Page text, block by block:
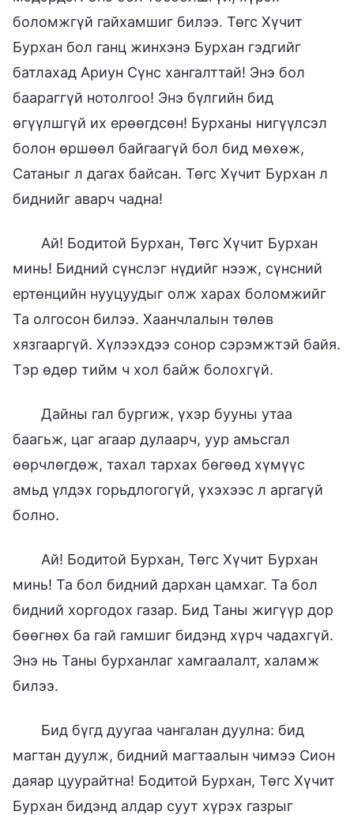
боломжгүй гайхамшиг билээ. Төгс Хүчит
Бурхан бол ганц жинхэнэ Бурхан гэдгийг
батлахад Ариун Сүнс хангалттай! Энэ бол
баараггүй нотолгоо! Энэ бүлгийн бид
өгүүлшгүй их ерөөгдсөн! Бурханы нигүүлсэл
болон өршөөл байгаагүй бол бид мөхөж,
Сатаныг л дагах байсан. Төгс Хүчит Бурхан л
биднийг аварч чадна!
Ай! Бодитой Бурхан, Төгс Хүчит Бурхан
минь! Бидний сүнслэг нүдийг нээж, сүнсний
ертөнцийн нууцуудыг олж харах боломжийг
Та олгосон билээ. Хаанчлалын төлөв
хязгааргүй. Хүлээхдээ сонор сэрэмжтэй байя.
Тэр өдөр тийм ч хол байж болохгүй.
Дайны гал бургиж, үхэр бууны утаа
баагьж, цаг агаар дулаарч, уур амьсгал
өөрчлөгдөж, тахал тархах бөгөөд хүмүүс
амьд үлдэх горьдлогогүй, үхэхээс л аргагүй
болно.
Ай! Бодитой Бурхан, Төгс Хүчит Бурхан
минь! Та бол бидний дархан цамхаг. Та бол
бидний хоргодох газар. Бид Таны жигүүр дор
бөөгнөх ба гай гамшиг бидэнд хүрч чадахгүй.
Энэ нь Таны бурханлаг хамгаалалт, халамж
билээ.
Бид бүгд дуугаа чангалан дуулна: бид
магтан дуулж, бидний магтаалын чимээ Сион
даяар цуурайтна! Бодитой Бурхан, Төгс Хүчит
Бурхан бидэнд алдар суут хүрэх газрыг